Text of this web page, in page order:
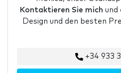
Kontaktieren Sie mich und
Design und den besten
+34 933